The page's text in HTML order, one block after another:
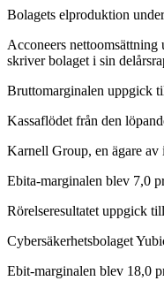
Bolagets elproduktion
Acconeers
skriver bolaget i sin
Bruttomarginalen uppgick
Kassaflödet från den
Karnell Group, en ägare
Ebita-marginalen blev 7,0
Rörelseresultatet uppgick
Cybersäkerhetsbolaget
Ebit-marginalen blev 18,0